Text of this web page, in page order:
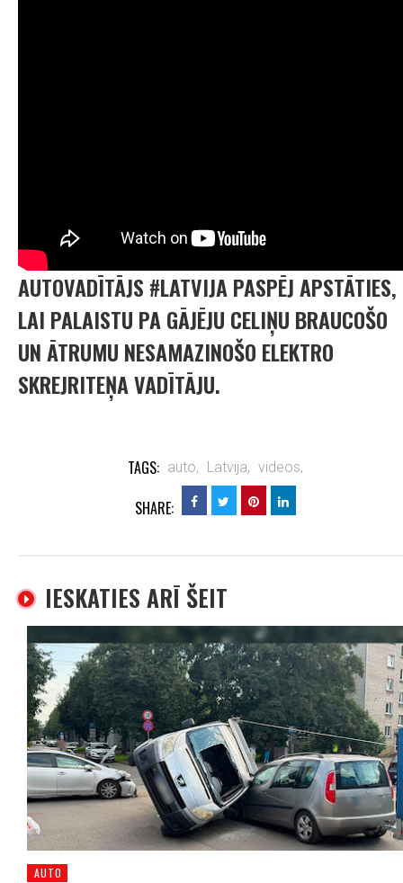
AUTOVADĪTĀJS #LATVIJA PASPĒJ APSTĀTIES,
LAI PALAISTU PA GĀJĒJU CELIŅU BRAUCOŠO
UN ĀTRUMU NESAMAZINOŠO ELEKTRO
SKREJRITEŅA VADĪTĀJU.
TAGS: auto, Latvija, videos,
SHARE:
IESKATIES ARĪ ŠEIT
AUTO